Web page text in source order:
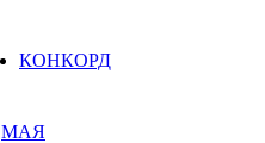
КОНКОРД
МАЯ